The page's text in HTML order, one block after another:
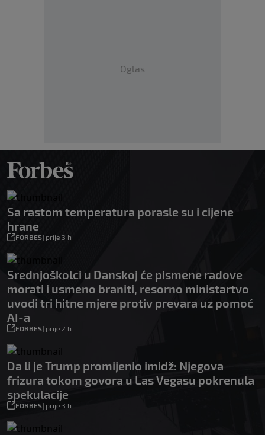
Oglas
Sa rastom temperatura porasle su i cijene
hrane
FORBES| prije 3 h
Srednjoškolci u Danskoj će pismene radove
morati i usmeno braniti, resorno ministartvo
uvodi tri hitne mjere protiv prevara uz pomoć
AI-a
FORBES| prije 2 h
Da li je Trump promijenio imidž: Njegova
frizura tokom govora u Las Vegasu pokrenula
spekulacije
FORBES| prije 3 h